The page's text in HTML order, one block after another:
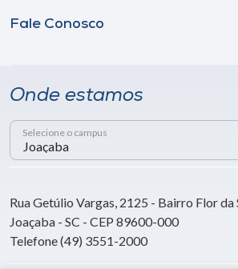
Fale Conosco
Onde estamos
Selecione o campus
Rua Getúlio Vargas, 2125 - Bairro Flor da
Joaçaba - SC - CEP 89600-000
Telefone (49) 3551-2000